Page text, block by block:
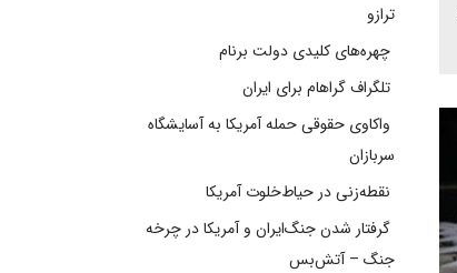
ترازو
چهره‌های کلیدی دولت برنام
تلگراف گراهام برای ایران
واکاوی حقوقی حمله آمریکا به آسایشگاه
سربازان
نقطه‌زنی در حیاط‌خلوت آمریکا
گرفتار شدن جنگ‌ایران و آمریکا در چرخه
جنگ – آتش‌بس